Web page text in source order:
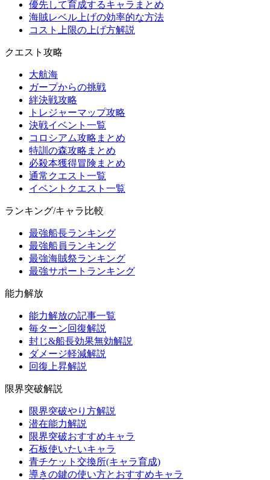
優先して育成するキャラまとめ
海賊レベル上げの効率的な方法
コスト上限の上げ方解説
クエスト攻略
大航海
ガープからの挑戦
絆決戦攻略
トレジャーマップ攻略
決戦イベント一覧
コロシアム攻略まとめ
特訓の森攻略まとめ
必殺本獲得冒険まとめ
通常クエスト一覧
イベントクエスト一覧
ランキング/キャラ比較
最強船長ランキング
最強船員ランキング
最強海賊祭ランキング
最強サポートランキング
能力解放
能力解放の記事一覧
毎ターン回復解説
封じ&船長効果無効解説
ダメージ軽減解説
回復上昇解説
限界突破解説
限界突破やり方解説
潜在能力解説
限界突破おすすめキャラ
石板使いたいキャラ
青チケット交換所(キャラ育成)
導きの鍵の使い方とおすすめキャラ